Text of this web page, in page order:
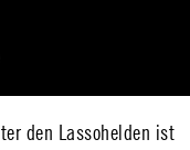
den Lassohelden ist